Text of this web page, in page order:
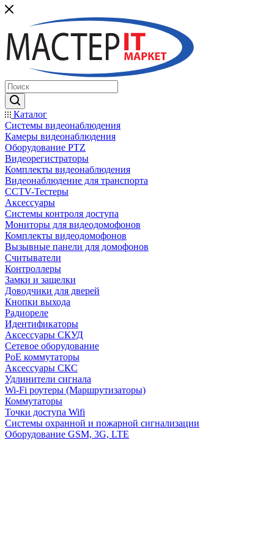
Каталог
Системы видеонаблюдения
Камеры видеонаблюдения
Оборудование PTZ
Видеорегистраторы
Комплекты видеонаблюдения
Видеонаблюдение для транспорта
CCTV-Тестеры
Аксессуары
Системы контроля доступа
Мониторы для видеодомофонов
Комплекты видеодомофонов
Вызывные панели для домофонов
Считыватели
Контроллеры
Замки и защелки
Доводчики для дверей
Кнопки выхода
Радиореле
Идентификаторы
Аксессуары СКУД
Сетевое оборудование
PoE коммутаторы
Аксессуары СКС
Удлинители сигнала
Wi-Fi роутеры (Маршрутизаторы)
Коммутаторы
Точки доступа Wifi
Системы охранной и пожарной сигнализации
Оборудование GSM, 3G, LTE